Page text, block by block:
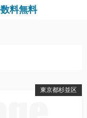
料無料
東京都杉並区